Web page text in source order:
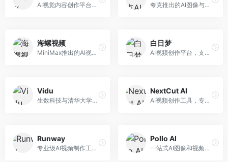
AI视觉内容创作平台，整合图像与视频生成能力。面向内容创作者，提供文生图、文生视频、智能编辑等服务，创作工具丰富，一站式体验便捷。 夸克推出的AI图像与视频创作平台。面向普通用户和内容创作者，提供文生图、文生视频等功能，操作简便，与夸克生态深度整合。
海螺视频
MiniMax推出的AI视频生成工具，支持高质量视频创作。面向内容创作者，提供文生视频、视频编辑等功能，生成速度快，视频效果自然流畅。
白日梦
AI视频创作平台，支持生成长达50分钟的长视频内容。面向长视频创作者和内容生产者，支持故事视频生成、视频编辑等功能，适合叙事性内容创作。
Vidu
生数科技与清华大学联合研发的AI视频生成大模型。面向视频创作者和内容生产者，支持文生视频、图生视频，视频质量高，物理运动理解准确，国产视频生成领先工具。
NextCut AI
AI视频创作工具，专注于智能剪辑和视频生成。面向视频创作者，提供智能剪辑、视频生成、特效添加等功能，剪辑效率高，适合快节奏内容生产。
Runway
专业级AI视频制作工具，支持视频生成与编辑。面向影视制作人和创意工作者，提供文生视频、视频编辑、绿幕抠像等专业功能，视频处理能力强，适合专业创作场景。
Pollo AI
一站式AI图像和视频创作平台，整合多种生成工具。面向内容创作者，提供文生图、文生视频、视频编辑等服务，创作工具全面，一站式体验便捷。